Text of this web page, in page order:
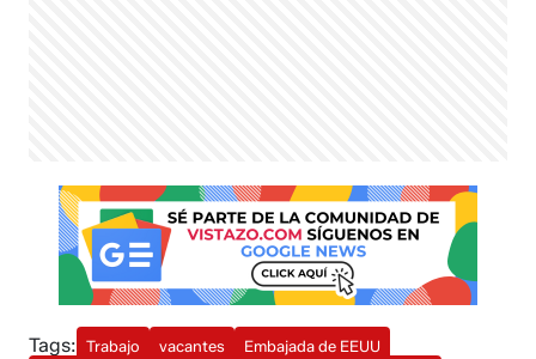
Tags: Trabajo vacantes
Embajada de EEUU